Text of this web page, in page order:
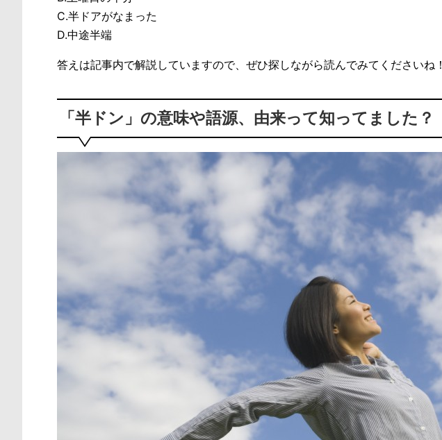
C.半ドアがなまった
D.中途半端
答えは記事内で解説していますので、ぜひ探しながら読んでみてくださいね！
「半ドン」の意味や語源、由来って知ってました？